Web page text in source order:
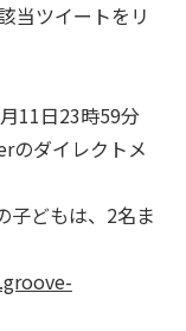
当ツイートをリ
11日23時59分
ダイレクトメ
どもは、2名ま